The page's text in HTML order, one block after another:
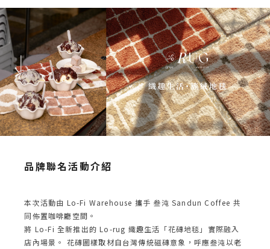
品牌聯名活動介紹
本次活動由 Lo-Fi Warehouse 攜手 叁沌 Sandun Coffee 共
同佈置咖啡廳空間。
將 Lo-Fi 全新推出的 Lo-rug 織趣生活「花磚地毯」實際融入
店內場景。 花磚圖樣取材自台灣傳統磁磚意象，呼應叁沌以老